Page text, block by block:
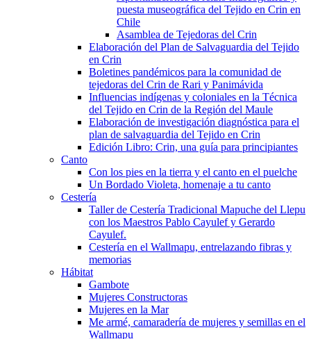
puesta museográfica del Tejido en Crin en
Chile
Asamblea de Tejedoras del Crin
Elaboración del Plan de Salvaguardia del Tejido
en Crin
Boletines pandémicos para la comunidad de
tejedoras del Crin de Rari y Panimávida
Influencias indígenas y coloniales en la Técnica
del Tejido en Crin de la Región del Maule
Elaboración de investigación diagnóstica para el
plan de salvaguardia del Tejido en Crin
Edición Libro: Crin, una guía para principiantes
Canto
Con los pies en la tierra y el canto en el puelche
Un Bordado Violeta, homenaje a tu canto
Cestería
Taller de Cestería Tradicional Mapuche del Llepu
con los Maestros Pablo Cayulef y Gerardo
Cayulef.
Cestería en el Wallmapu, entrelazando fibras y
memorias
Hábitat
Gambote
Mujeres Constructoras
Mujeres en la Mar
Me armé, camaradería de mujeres y semillas en el
Wallmapu